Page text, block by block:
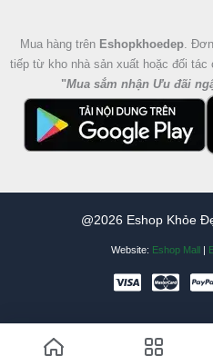
Mua hàng trên Eshopkhoedep.
tiếp từ kho nhà sản xuất hoặc đối tác
"Mua sắm nhận Ưu đãi
@2026 Eshop Khỏe
Website: Eshop Mall